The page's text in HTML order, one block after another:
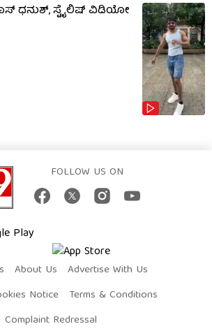
ಧನುಶ್, ಸ್ಟೈಲಿಷ್ ವಿಡಿಯೋ
FOLLOW US ON
About Us
Advertise With Us
Notice
Terms & Conditions
Complaint Redressal